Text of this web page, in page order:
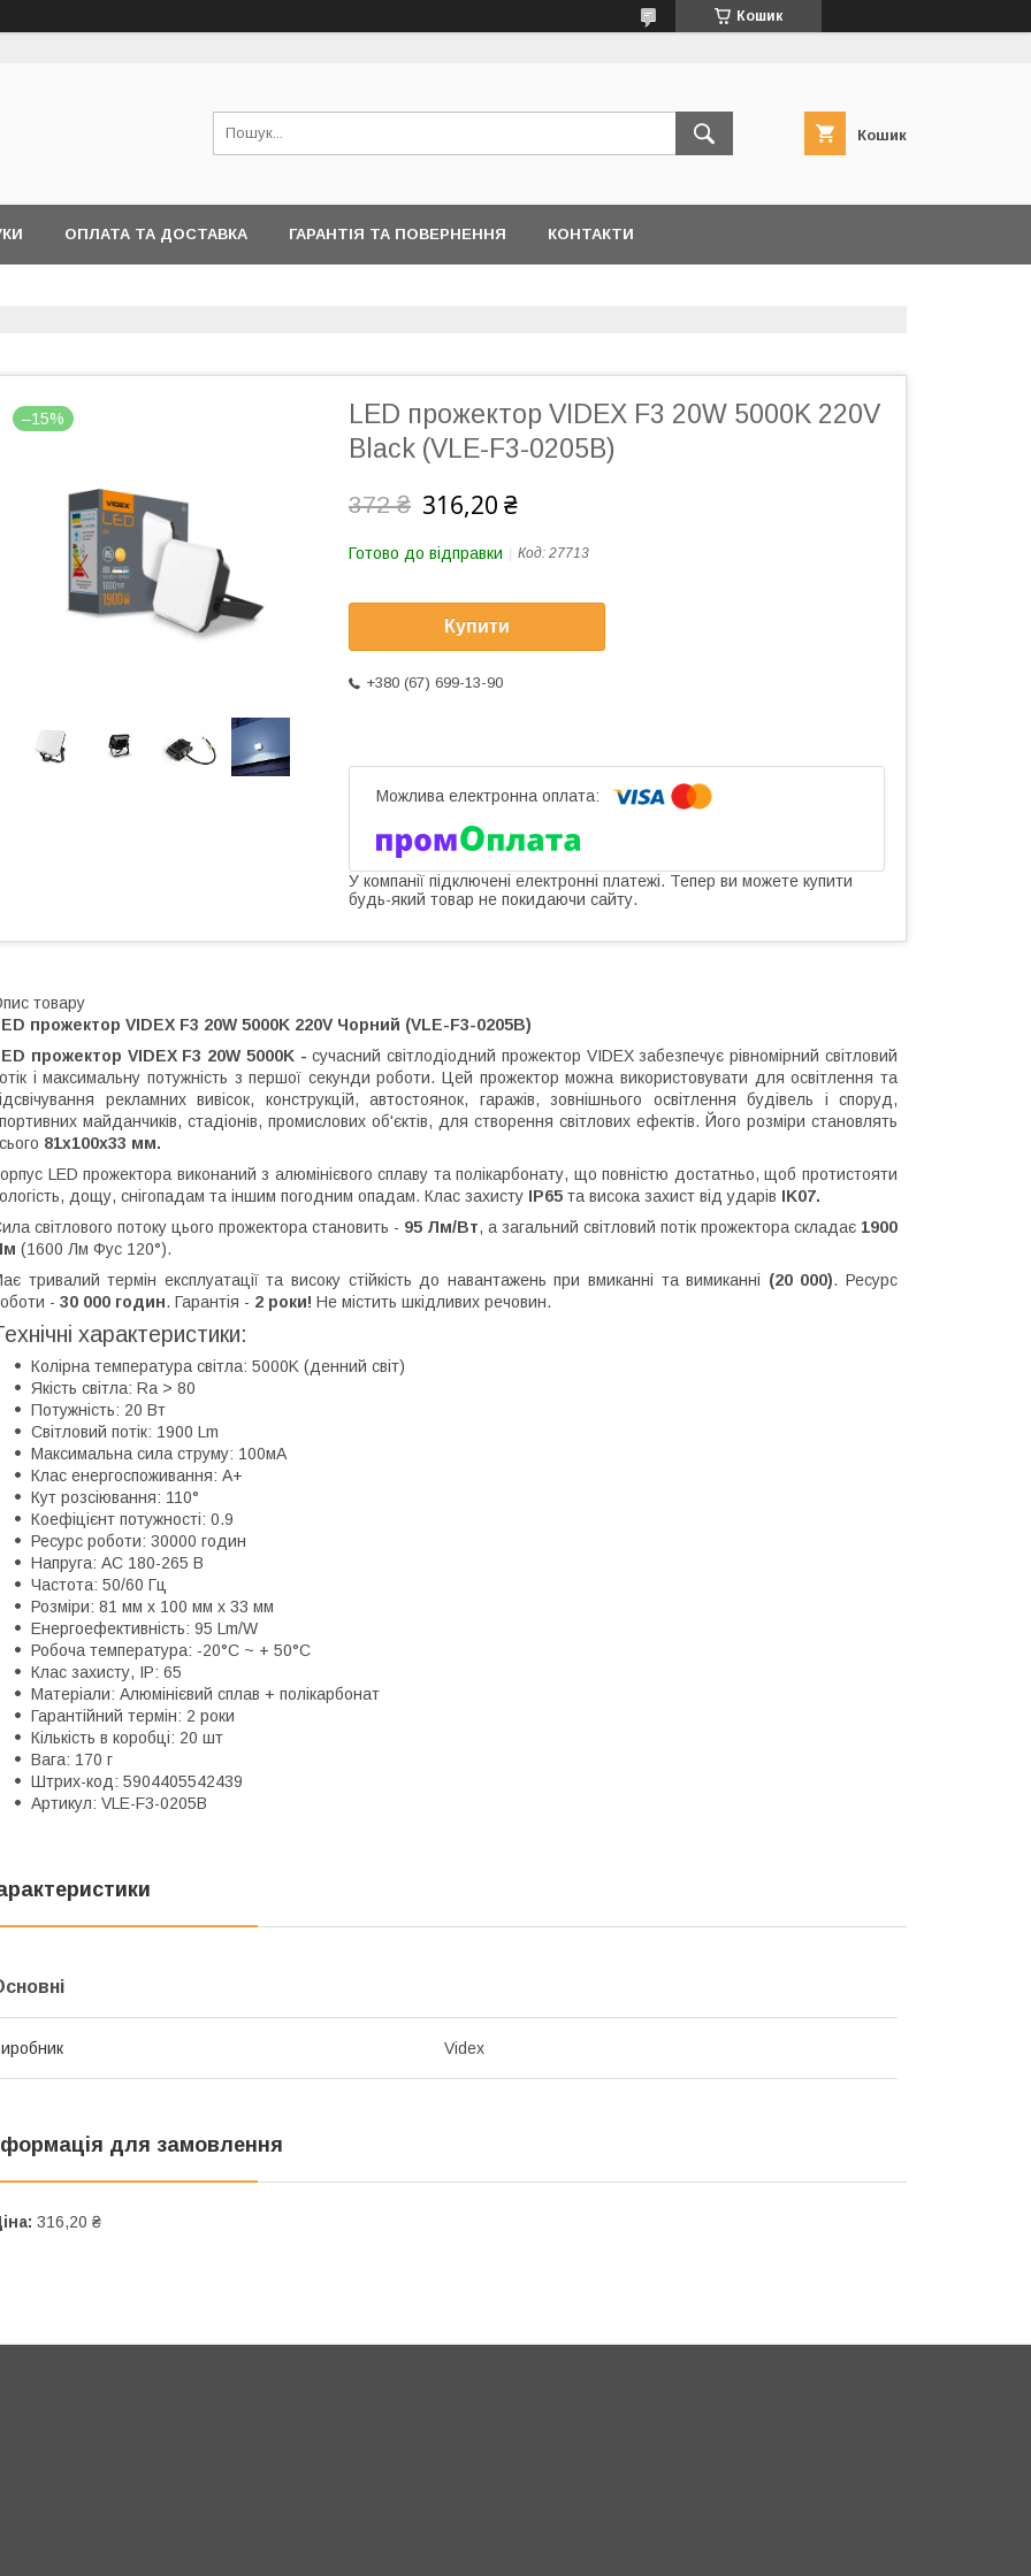
Кошик
Кошик
ОПЛАТА ТА ДОСТАВКА ГАРАНТІЯ ТА ПОВЕРНЕННЯ КОНТАКТИ
–15%
LED прожектор VIDEX F3 20W 5000K 220V
Black (VLE-F3-0205B)
372 ₴ 316,20 ₴
Готово до відправки Код: 27713
Купити
+380 (67) 699-13-90
У компанії підключені електронні платежі. Тепер ви можете купити
будь-який товар не покидаючи сайту.
товару
прожектор VIDEX F3 20W 5000K 220V Чорний (VLE-F3-0205B)
прожектор VIDEX F3 20W 5000K -сучасний світлодіодний прожектор VIDEX забезпечує рівномірний світловий
і максимальну потужність з першої секунди роботи. Цей прожектор можна використовувати для освітлення та
рекламних вивісок, конструкцій, автостоянок, гаражів, зовнішнього освітлення будівель і споруд,
майданчиків, стадіонів, промислових об'єктів, для створення світлових ефектів. Його розміри становлять
81x100x33 мм.
LED прожектора виконаний з алюмінієвого сплаву та полікарбонату, що повністю достатньо, щоб протистояти
дощу, снігопадам та іншим погодним опадам. Клас захисту IP65 та висока захист від ударів IK07.
світлового потоку цього прожектора становить - 95 Лм/Вт, а загальний світловий потік прожектора складає 1900
(1600 Лм Фус 120°).
тривалий термін експлуатації та високу стійкість до навантажень при вмиканні та вимиканні (20 000). Ресурс
- 30 000 годин. Гарантія - 2 роки! Не містить шкідливих речовин.
характеристики:
Колірна температура світла: 5000K (денний світ)
Якість світла: Ra > 80
Потужність: 20 Вт
Світловий потік: 1900 Lm
Максимальна сила струму: 100мА
Клас енергоспоживання: А+
Кут розсіювання: 110°
Коефіцієнт потужності: 0.9
Ресурс роботи: 30000 годин
Напруга: AC 180-265 В
Частота: 50/60 Гц
Розміри: 81 мм x 100 мм x 33 мм
Енергоефективність: 95 Lm/W
Робоча температура: -20°C ~ + 50°С
Клас захисту, IP: 65
Матеріали: Алюмінієвий сплав + полікарбонат
Гарантійний термін: 2 роки
Кількість в коробці: 20 шт
Вага: 170 г
Штрих-код: 5904405542439
Артикул: VLE-F3-0205B
Videx
для замовлення
316,20 ₴